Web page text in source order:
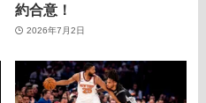
約合意！
2026年7月2日